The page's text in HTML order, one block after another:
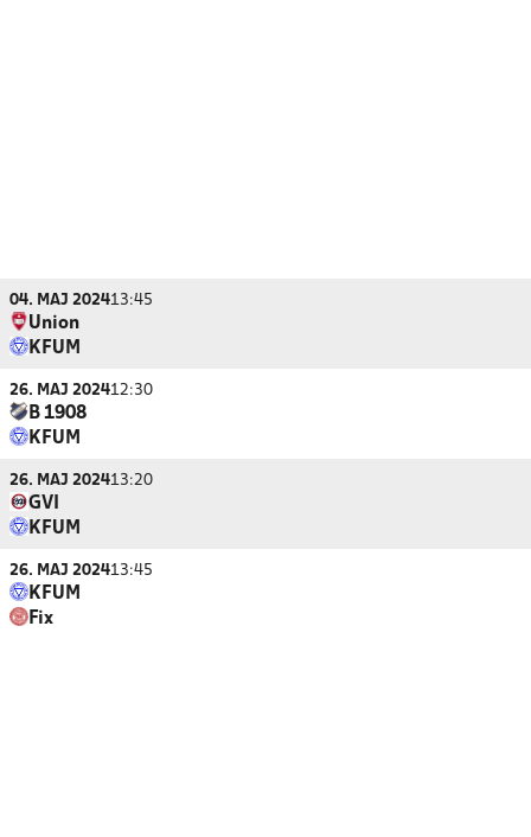
04. MAJ 202413:45
Union
KFUM
26. MAJ 202412:30
B 1908
KFUM
26. MAJ 202413:20
GVI
KFUM
26. MAJ 202413:45
KFUM
Fix